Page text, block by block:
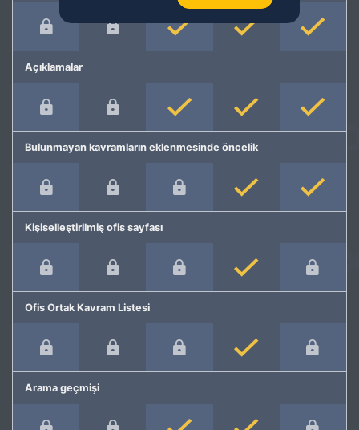
Açıklamalar
Bulunmayan kavramların eklenmesinde öncelik
Kişiselleştirilmiş ofis sayfası
Ofis Ortak Kavram Listesi
Arama geçmişi